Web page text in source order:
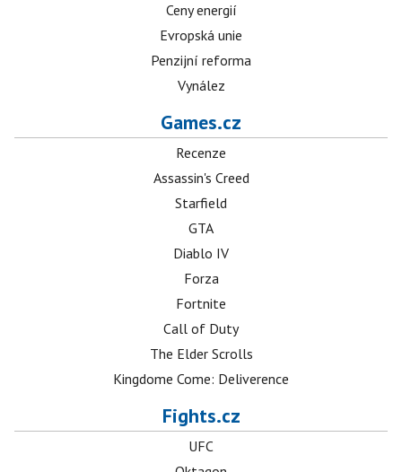
Ceny energií
Evropská unie
Penzijní reforma
Vynález
Games.cz
Recenze
Assassin's Creed
Starfield
GTA
Diablo IV
Forza
Fortnite
Call of Duty
The Elder Scrolls
Kingdome Come: Deliverence
Fights.cz
UFC